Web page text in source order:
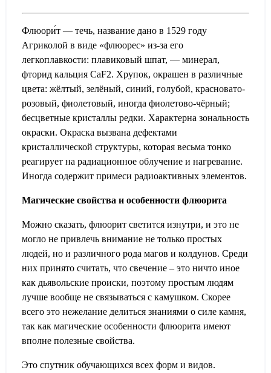
Флюори́т — течь, название дано в 1529 году
Агриколой в виде «флюорес» из-за его
легкоплавкости: плавиковый шпат, — минерал,
фторид кальция CaF2. Хрупок, окрашен в различные
цвета: жёлтый, зелёный, синий, голубой, красновато-
розовый, фиолетовый, иногда фиолетово-чёрный;
бесцветные кристаллы редки. Характерна зональность
окраски. Окраска вызвана дефектами
кристаллической структуры, которая весьма тонко
реагирует на радиационное облучение и нагревание.
Иногда содержит примеси радиоактивных элементов.
Магические свойства и особенности флюорита
Можно сказать, флюорит светится изнутри, и это не
могло не привлечь внимание не только простых
людей, но и различного рода магов и колдунов. Среди
них принято считать, что свечение – это ничто иное
как дьявольские происки, поэтому простым людям
лучше вообще не связываться с камушком. Скорее
всего это нежелание делиться знаниями о силе камня,
так как магические особенности флюорита имеют
вполне полезные свойства.
Это спутник обучающихся всех форм и видов.